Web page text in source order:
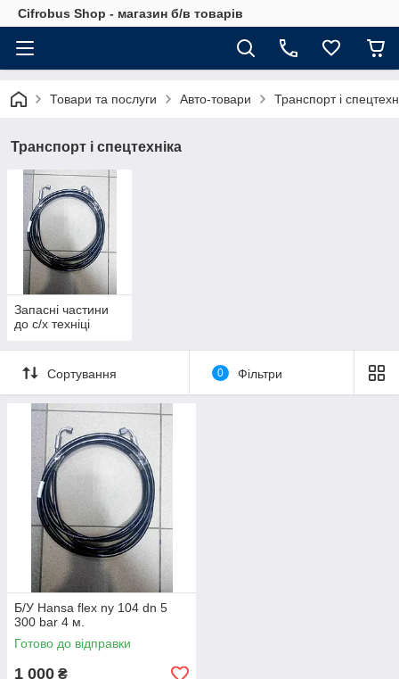
Cifrobus Shop - магазин б/в товарів
Товари та послуги Авто-товари Транспорт і
Транспорт і спецтехніка
Запасні частини
до с/х техніці
Сортування 0 Фільтри
Б/У Нansa flex ny 104 dn 5
300 bar 4 м.
Готово до відправки
1 000 ₴